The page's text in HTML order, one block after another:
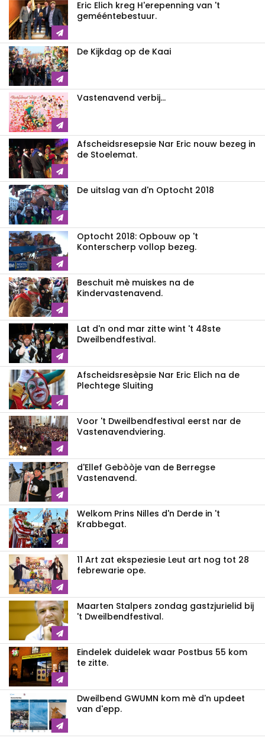
Eric Elich kreg H'erepenning van 't
gemééntebestuur.
De Kijkdag op de Kaai
Vastenavend verbij...
Afscheidsresepsie Nar Eric nouw bezeg in
de Stoelemat.
De uitslag van d'n Optocht 2018
Optocht 2018: Opbouw op 't
Konterscherp vollop bezeg.
Beschuit mè muiskes na de
Kindervastenavend.
Lat d'n ond mar zitte wint 't 48ste
Dweilbendfestival.
Afscheidsresèpsie Nar Eric Elich na de
Plechtege Sluiting
Voor 't Dweilbendfestival eerst nar de
Vastenavendviering.
d'Ellef Gebòòje van de Berregse
Vastenavend.
Welkom Prins Nilles d'n Derde in 't
Krabbegat.
11 Art zat ekspeziesie Leut art nog tot 28
febrewarie ope.
Maarten Stalpers zondag gastzjurielid bij
't Dweilbendfestival.
Eindelek duidelek waar Postbus 55 kom
te zitte.
Dweilbend GWUMN kom mè d'n updeet
van d'epp.